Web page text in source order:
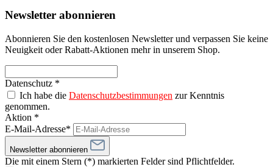
Newsletter abonnieren
Abonnieren Sie den kostenlosen Newsletter und verpassen Sie keine
Neuigkeit oder Rabatt-Aktionen mehr in unserem Shop.
Datenschutz *
Ich habe die Datenschutzbestimmungen zur Kenntnis
genommen.
Aktion *
E-Mail-Adresse*
Newsletter abonnieren
Die mit einem Stern (*) markierten Felder sind Pflichtfelder.